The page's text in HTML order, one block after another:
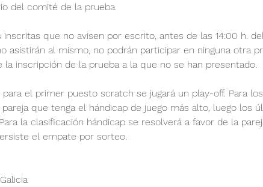
del comité de la prueba.
inscritas que no avisen por escrito, antes de las 14:00 h.
asistirán al mismo, no podrán participar en ninguna otra
inscripción de la prueba a la que no se han presentado.
el primer puesto scratch se jugará un play-off. Para
que tenga el hándicap de juego más alto, luego los
la clasificación hándicap se resolverá a favor de la
el empate por sorteo.